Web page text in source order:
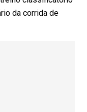
da corrida de